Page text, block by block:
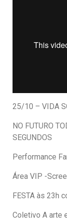
25/10 – VIDA
NO FUTURO
SEGUNDOS
Performance
Área VIP -
FESTA às 23h
Coletivo A arte